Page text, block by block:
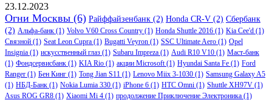
23.12.2023
Огни Москвы (6) Райффайзенбанк (2) Honda CR-V (2) Сбербанк
(2) Альфа-банк (1) Volvo V60 Cross Country (1) Honda Shuttle 2016 (1) Kia Cee'd (1)
Связной (1) Seat Leon Cupra (1) Bugatti Veyron (1) SSC Ultimate Aero (1) Opel
Insignia (1) искусственный глаз (1) Subaru Impreza (1) Audi R10 V10 (1) Маст-банк
(1) Фондсервисбанк (1) KIA Rio (1) акции Microsoft (1) Hyundai Santa Fe (1) Ford
Ranger (1) Бен Кинг (1) Tong Jian S11 (1) Lenovo Miix 3-1030 (1) Samsung Galaxy A5
(1) НБД-Банк (1) Nokia Lumia 330 (1) iPhone 6 (1) HTC Omni (1) Shuttle XH97V (1)
Asus ROG GR8 (1) Xiaomi Mi 4 (1) продолжение Приключение Электроника (1)